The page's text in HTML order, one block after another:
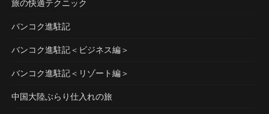
旅の快適テクニック
バンコク進駐記
バンコク進駐記＜ビジネス編＞
バンコク進駐記＜リゾート編＞
中国大陸ぶらり仕入れの旅